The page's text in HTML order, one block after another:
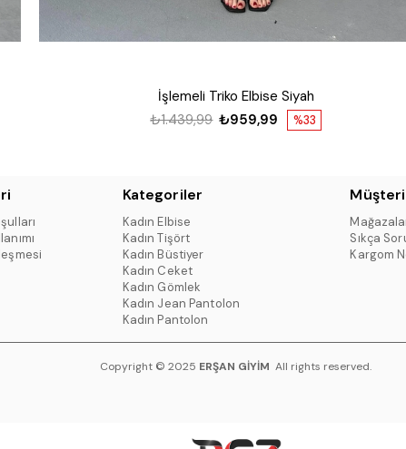
İşlemeli Triko Elbise Siyah
%33
₺959,99
₺1.439,99
Kategoriler
Kadın Elbise
Kadın Tişört
Kadın Büstiyer
Kadın Ceket
Kadın Gömlek
Kadın Jean Pantolon
Kadın Pantolon
Sıkça
Kargom
Copyright © 2025 ERŞAN GİYİM All rights reserved.